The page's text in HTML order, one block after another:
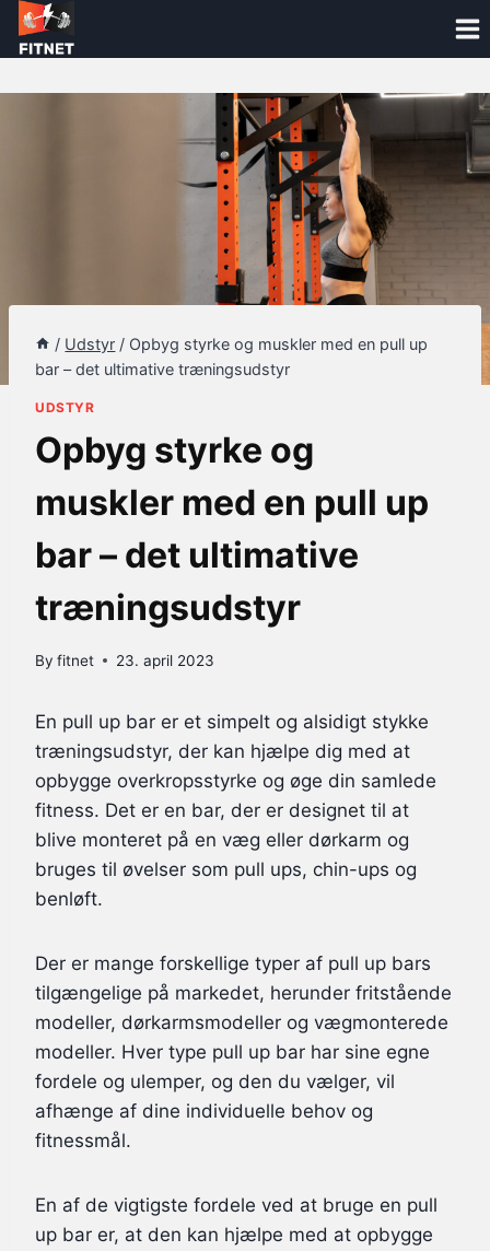
Skip
/ Udstyr / Opbyg styrke og muskler med en pull up
bar – det ultimative træningsudstyr
UDSTYR
Opbyg styrke og
muskler med en pull up
bar – det ultimative
træningsudstyr
By fitnet 23. april 2023
En pull up bar er et simpelt og alsidigt stykke
træningsudstyr, der kan hjælpe dig med at
opbygge overkropsstyrke og øge din samlede
fitness. Det er en bar, der er designet til at
blive monteret på en væg eller dørkarm og
bruges til øvelser som pull ups, chin-ups og
benløft.
Der er mange forskellige typer af pull up bars
tilgængelige på markedet, herunder fritstående
modeller, dørkarmsmodeller og vægmonterede
modeller. Hver type pull up bar har sine egne
fordele og ulemper, og den du vælger, vil
afhænge af dine individuelle behov og
fitnessmål.
En af de vigtigste fordele ved at bruge en pull
up bar er, at den kan hjælpe med at opbygge